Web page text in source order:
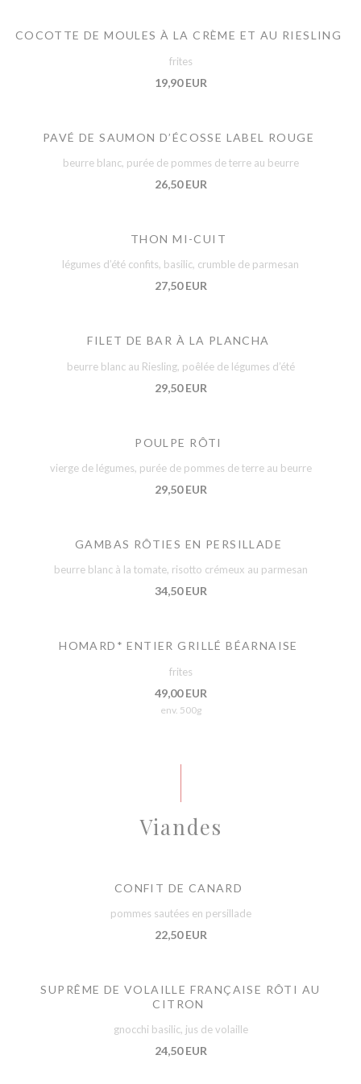
COCOTTE DE MOULES À LA CRÈME ET AU RIESLING
frites
19,90 EUR
PAVÉ DE SAUMON D’ÉCOSSE LABEL ROUGE
beurre blanc, purée de pommes de terre au beurre
26,50 EUR
THON MI-CUIT
légumes d’été confits, basilic, crumble de parmesan
27,50 EUR
FILET DE BAR À LA PLANCHA
beurre blanc au Riesling, poêlée de légumes d’été
29,50 EUR
POULPE RÔTI
vierge de légumes, purée de pommes de terre au beurre
29,50 EUR
GAMBAS RÔTIES EN PERSILLADE
beurre blanc à la tomate, risotto crémeux au parmesan
34,50 EUR
HOMARD* ENTIER GRILLÉ BÉARNAISE
frites
49,00 EUR
env. 500g
Viandes
CONFIT DE CANARD
pommes sautées en persillade
22,50 EUR
SUPRÊME DE VOLAILLE FRANÇAISE RÔTI AU
CITRON
gnocchi basilic, jus de volaille
24,50 EUR